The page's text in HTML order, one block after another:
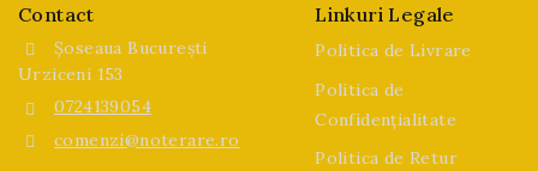
Contact
Șoseaua București
Urziceni 153
0724139054
comenzi@noterare.ro
Linkuri Legale
Politica de Livrare
Politica de
Confidențialitate
Politica de Retur